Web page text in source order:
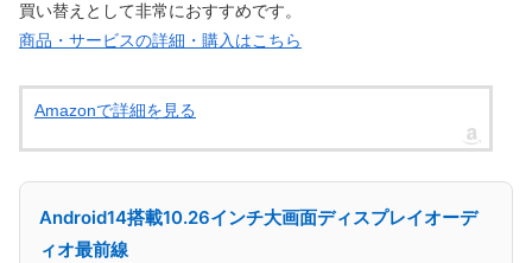
買い替えとして非常におすすめです。
商品・サービスの詳細・購入はこちら
Amazonで詳細を見る
Android14搭載10.26インチ大画面ディスプレイオーデ
ィオ最前線